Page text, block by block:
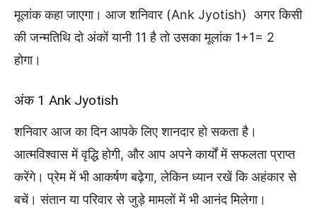
मूलांक कहा जाएगा। आज शनिवार (Ank Jyotish) अगर किसी
की जन्मतिथि दो अंकों यानी 11 है तो उसका मूलांक 1+1= 2
होगा।
अंक 1 Ank Jyotish
शनिवार आज का दिन आपके लिए शानदार हो सकता है।
आत्मविश्वास में वृद्धि होगी, और आप अपने कार्यों में सफलता प्राप्त
करेंगे। प्रेम में भी आकर्षण बढ़ेगा, लेकिन ध्यान रखें कि अहंकार से
बचें। संतान या परिवार से जुड़े मामलों में भी आनंद मिलेगा।